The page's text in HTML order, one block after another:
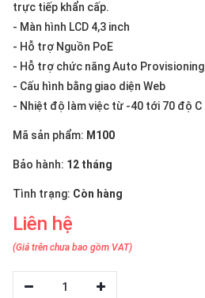
trực tiếp khẩn cấp.
- Màn hình LCD 4,3 inch
- Hỗ trợ Nguồn PoE
- Hỗ trợ chức năng Auto Provisioning
- Cấu hình bằng giao diện Web
- Nhiệt độ làm việc từ -40 tới 70 độ C
Mã sản phẩm: M100
Bảo hành: 12 tháng
Tình trạng: Còn hàng
Liên hệ
(Giá trên chưa bao gồm VAT)
1
NGÔN
NGỮ
Tiếng